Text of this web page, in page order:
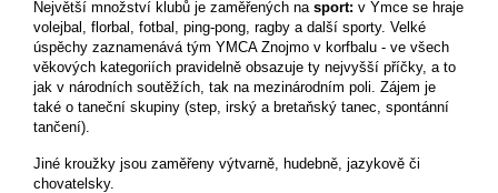
Největší množství klubů je zaměřených na sport: v Ymce se hraje
volejbal, florbal, fotbal, ping-pong, ragby a další sporty. Velké
úspěchy zaznamenává tým YMCA Znojmo v korfbalu - ve všech
věkových kategoriích pravidelně obsazuje ty nejvyšší příčky, a to
jak v národních soutěžích, tak na mezinárodním poli. Zájem je
také o taneční skupiny (step, irský a bretaňský tanec, spontánní
tančení).
Jiné kroužky jsou zaměřeny výtvarně, hudebně, jazykově či
chovatelsky.